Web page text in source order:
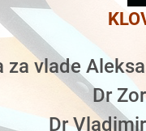
za vlade
Dr
Dr